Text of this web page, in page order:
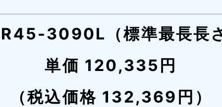
3090L（標準最長長
単価 120,335円
（税込価格 132,369円）